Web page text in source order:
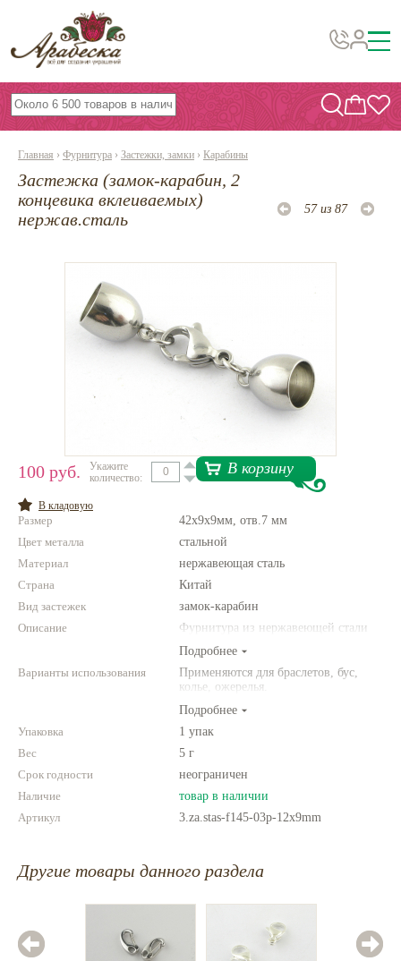
Бусины, подвески, декор
Бисер
Фурнитура
Проволока
Инструменты и материалы
Эпоксидная смола
Шнуры, ленты, нитки
По темам и сезонам
Бисер TOHO
Всё для вышивки
Натуральные камни
Фотофорум
Главная › Фурнитура › Застежки, замки › Карабины
Застежка (замок-карабин, 2
концевика вклеиваемых)
нержав.сталь
57 из 87
100 руб.
Укажите
количество:
В корзину
В кладовую
Размер
42x9x9мм, отв.7 мм
Цвет металла
стальной
Материал
нержавеющая сталь
Страна
Китай
Вид застежек
замок-карабин
Описание
Фурнитура из нержавеющей стали
Подробнее
Варианты использования
Применяются для браслетов, бус,
колье, ожерелья.
Подробнее
Упаковка
1 упак
Вес
5 г
Срок годности
неограничен
Наличие
товар в наличии
Артикул
3.za.stas-f145-03p-12x9mm
Другие товары данного раздела